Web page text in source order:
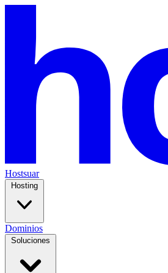
Hostsuar
Hosting
Dominios
Soluciones